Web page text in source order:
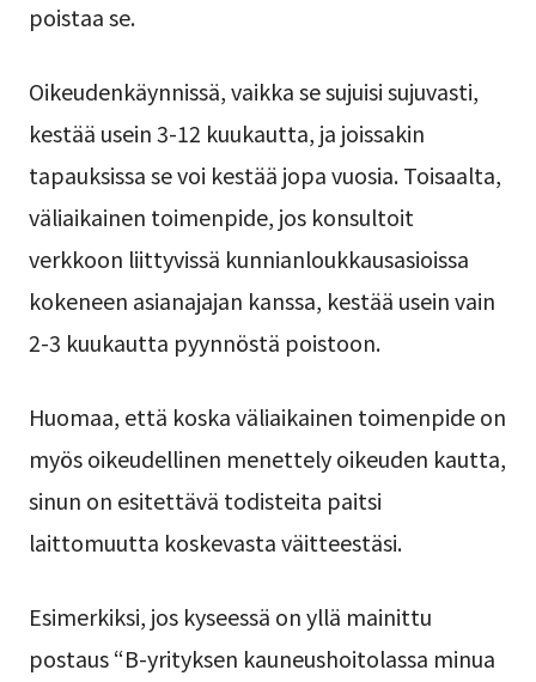
poistaa se.
Oikeudenkäynnissä, vaikka se sujuisi sujuvasti,
kestää usein 3-12 kuukautta, ja joissakin
tapauksissa se voi kestää jopa vuosia. Toisaalta,
väliaikainen toimenpide, jos konsultoit
verkkoon liittyvissä kunnianloukkausasioissa
kokeneen asianajajan kanssa, kestää usein vain
2-3 kuukautta pyynnöstä poistoon.
Huomaa, että koska väliaikainen toimenpide on
myös oikeudellinen menettely oikeuden kautta,
sinun on esitettävä todisteita paitsi
laittomuutta koskevasta väitteestäsi.
Esimerkiksi, jos kyseessä on yllä mainittu
postaus “B-yrityksen kauneushoitolassa minua